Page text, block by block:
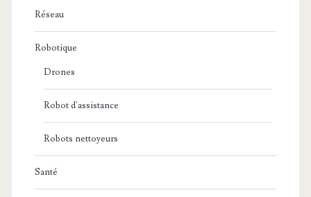
Réseau
Robotique
Drones
Robot d'assistance
Robots nettoyeurs
Santé